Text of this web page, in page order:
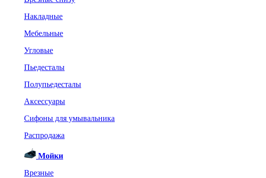
Накладные
Мебельные
Угловые
Пьедесталы
Полупьедесталы
Аксессуары
Сифоны для умывальника
Распродажа
Мойки
Врезные